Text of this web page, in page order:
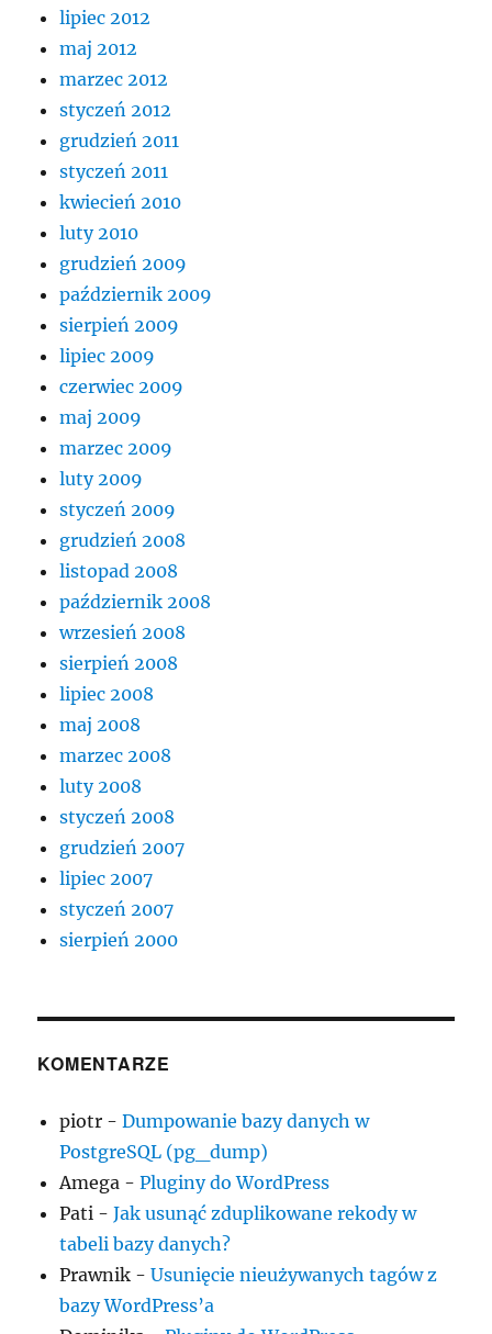
lipiec 2012
maj 2012
marzec 2012
styczeń 2012
grudzień 2011
styczeń 2011
kwiecień 2010
luty 2010
grudzień 2009
październik 2009
sierpień 2009
lipiec 2009
czerwiec 2009
maj 2009
marzec 2009
luty 2009
styczeń 2009
grudzień 2008
listopad 2008
październik 2008
wrzesień 2008
sierpień 2008
lipiec 2008
maj 2008
marzec 2008
luty 2008
styczeń 2008
grudzień 2007
lipiec 2007
styczeń 2007
sierpień 2000
KOMENTARZE
piotr -Dumpowanie bazy danych w
PostgreSQL (pg_dump)
Amega -Pluginy do WordPress
Pati -Jak usunąć zduplikowane rekody w
tabeli bazy danych?
Prawnik -Usunięcie nieużywanych tagów z
bazy WordPress’a